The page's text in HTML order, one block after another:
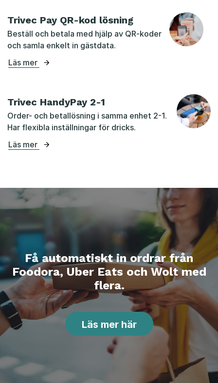
Trivec Pay QR-kod lösning
Beställ och betala med hjälp av QR-koder
och samla enkelt in gästdata.
Läs mer
Trivec HandyPay 2-1
Order- och betallösning i samma enhet 2-1.
Har flexibla inställningar för dricks.
Läs mer
Få automatiskt in ordrar från
Foodora, Uber Eats och Wolt med
flera.
Läs mer här